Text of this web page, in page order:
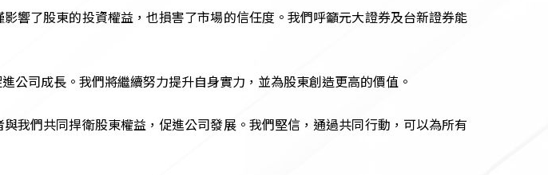
響了股東的投資權益，也損害了市場的信任度。我們呼籲元大證券及台新證券能
公司成長。我們將繼續努力提升自身實力，並為股東創造更高的價值。
我們共同捍衛股東權益，促進公司發展。我們堅信，通過共同行動，可以為所有